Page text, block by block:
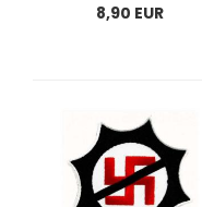
8,90 EUR